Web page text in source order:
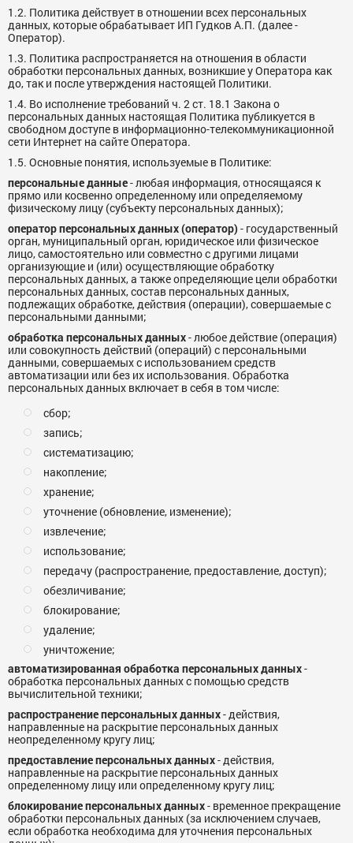
1.2. Политика действует в отношении всех персональных
данных, которые обрабатывает ИП Гудков А.П. (далее -
Оператор).
1.3. Политика распространяется на отношения в области
обработки персональных данных, возникшие у Оператора как
до, так и после утверждения настоящей Политики.
1.4. Во исполнение требований ч. 2 ст. 18.1 Закона о
персональных данных настоящая Политика публикуется в
свободном доступе в информационно-телекоммуникационной
сети Интернет на сайте Оператора.
1.5. Основные понятия, используемые в Политике:
персональные данные- любая информация, относящаяся к
прямо или косвенно определенному или определяемому
физическому лицу (субъекту персональных данных);
оператор персональных данных (оператор) - государственный
орган, муниципальный орган, юридическое или физическое
лицо, самостоятельно или совместно с другими лицами
организующие и (или) осуществляющие обработку
персональных данных, а также определяющие цели обработки
персональных данных, состав персональных данных,
подлежащих обработке, действия (операции), совершаемые с
персональными данными;
обработка персональных данных- любое действие (операция)
или совокупность действий (операций) с персональными
данными, совершаемых с использованием средств
автоматизации или без их использования. Обработка
персональных данных включает в себя в том числе:
сбор;
запись;
систематизацию;
накопление;
хранение;
уточнение (обновление, изменение);
извлечение;
использование;
передачу (распространение, предоставление, доступ);
обезличивание;
блокирование;
удаление;
уничтожение;
автоматизированная обработка персональных данных-
обработка персональных данных с помощью средств
вычислительной техники;
распространение персональных данных- действия,
направленные на раскрытие персональных данных
неопределенному кругу лиц;
предоставление персональных данных- действия,
направленные на раскрытие персональных данных
определенному лицу или определенному кругу лиц;
блокирование персональных данных- временное прекращение
обработки персональных данных (за исключением случаев,
если обработка необходима для уточнения персональных